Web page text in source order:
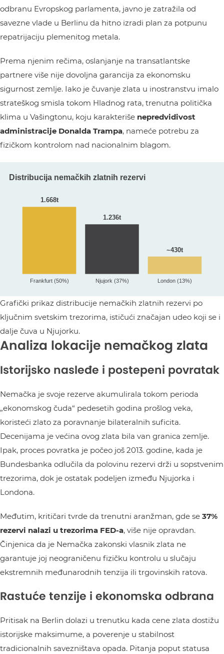
odbranu Evropskog parlamenta, javno je zatražila od
savezne vlade u Berlinu da hitno izradi plan za potpunu
repatrijaciju plemenitog metala.
Prema njenim rečima, oslanjanje na transatlantske
partnere više nije dovoljna garancija za ekonomsku
sigurnost zemlje. Iako je čuvanje zlata u inostranstvu imalo
strateškog smisla tokom Hladnog rata, trenutna politička
klima u Vašingtonu, koju karakteriše nepredvidivost
administracije Donalda Trampa, nameće potrebu za
fizičkom kontrolom nad nacionalnim blagom.
Grafički prikaz distribucije nemačkih zlatnih rezervi po
ključnim svetskim trezorima, ističući značajan udeo koji se i
dalje čuva u Njujorku.
Analiza lokacije nemačkog zlata
Istorijsko nasleđe i postepeni povratak
Nemačka je svoje rezerve akumulirala tokom perioda
„ekonomskog čuda“ pedesetih godina prošlog veka,
koristeći zlato za poravnanje bilateralnih suficita.
Decenijama je većina ovog zlata bila van granica zemlje.
Ipak, proces povratka je počeo još 2013. godine, kada je
Bundesbanka odlučila da polovinu rezervi drži u sopstvenim
trezorima, dok je ostatak podeljen između Njujorka i
Londona.
Međutim, kritičari tvrde da trenutni aranžman, gde se 37%
rezervi nalazi u trezorima FED-a, više nije opravdan.
Činjenica da je Nemačka zakonski vlasnik zlata ne
garantuje joj neograničenu fizičku kontrolu u slučaju
ekstremnih međunarodnih tenzija ili trgovinskih ratova.
Rastuće tenzije i ekonomska odbrana
Pritisak na Berlin dolazi u trenutku kada cene zlata dostižu
istorijske maksimume, a poverenje u stabilnost
tradicionalnih savezništava opada. Pitanja poput statusa